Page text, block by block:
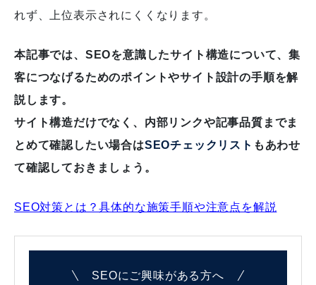
れず、上位表示されにくくなります。
本記事では、SEOを意識したサイト構造について、集
客につなげるためのポイントやサイト設計の手順を解
説します。
サイト構造だけでなく、内部リンクや記事品質までま
とめて確認したい場合はSEOチェックリスト もあわせ
て確認しておきましょう。
SEO対策とは？具体的な施策手順や注意点を解説
SEOにご興味がある方へ